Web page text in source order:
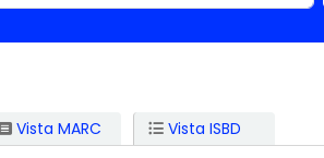
Vista MARC Vista ISBD